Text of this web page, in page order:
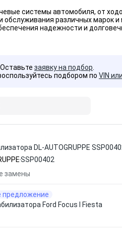
системы автомобиля, от
различных марок и
надежности и
заявку на подбор
подбором по VIN
DL-AUTOGRUPPE
SSP00402
замены
предложение
Ford Focus I Fiesta